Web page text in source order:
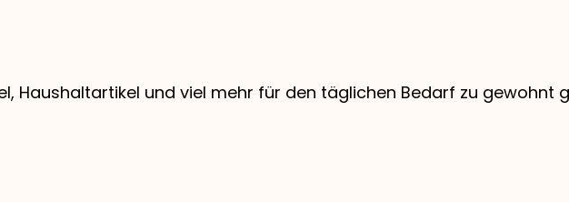
Haushaltartikel und viel mehr für den täglichen Bedarf zu gewohnt